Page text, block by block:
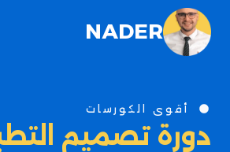
NADER
أقوى الكورسات
دورة تصميم